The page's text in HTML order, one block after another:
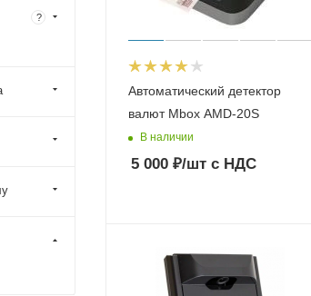
Автоматический детектор
валют Mbox AMD-20S
В наличии
5 000 ₽/шт с НДС
?